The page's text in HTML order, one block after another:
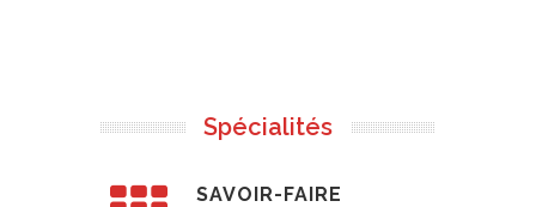
Spécialités
SAVOIR-FAIRE